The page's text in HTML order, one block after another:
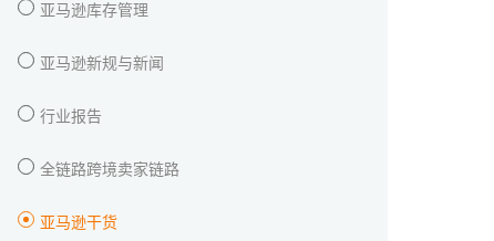
亚马逊库存管理
亚马逊新规与新闻
行业报告
全链路跨境卖家链路
亚马逊干货